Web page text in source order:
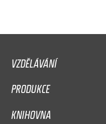
VZDĚLÁVÁNÍ
PRODUKCE
KNIHOVNA